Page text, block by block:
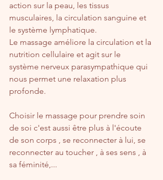
action sur la peau, les tissus
musculaires, la circulation sanguine et
le système lymphatique.
Le massage améliore la circulation et la
nutrition cellulaire et agit sur le
système nerveux parasympathique qui
nous permet une relaxation plus
profonde.
Choisir le massage pour prendre soin
de soi c'est aussi être plus à l'écoute
de son corps , se reconnecter à lui, se
reconnecter au toucher , à ses sens , à
sa féminité,...